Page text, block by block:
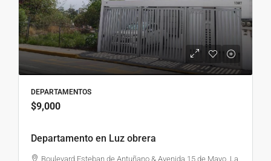
DEPARTAMENTOS
$9,000
Departamento en Luz obrera
Boulevard Esteban de Antuñano & Avenida 15 de Mayo, La